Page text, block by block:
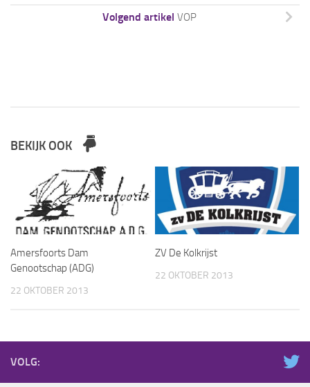
Volgend artikel VOP
BEKIJK OOK
Amersfoorts Dam
Genootschap (ADG)
22 OKTOBER 2013
ZV De Kolkrijst
22 OKTOBER 2013
VOLG: